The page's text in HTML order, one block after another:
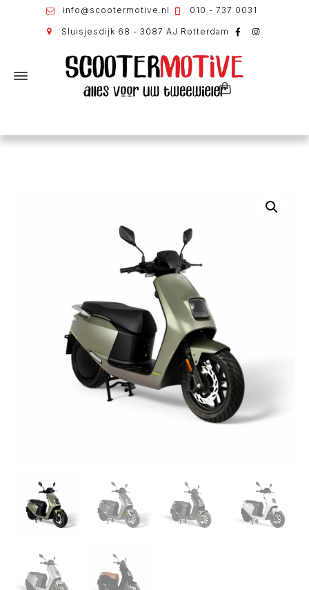
info@scootermotive.nl 010 - 737 0031
Sluisjesdijk 68 - 3087 AJ Rotterdam